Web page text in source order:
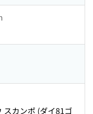
スカンポ (ダイ81ゴ